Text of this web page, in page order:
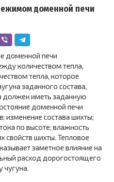
доменной печи
доменной печи
количеством тепла,
тепла, которое
заданного состава,
должен иметь заданную
доменной печи
изменение состава шихты;
по высоте; влажность
свойств шихты. Тепловое
заметное влияние на
расход дорогостоящего
чугуна.